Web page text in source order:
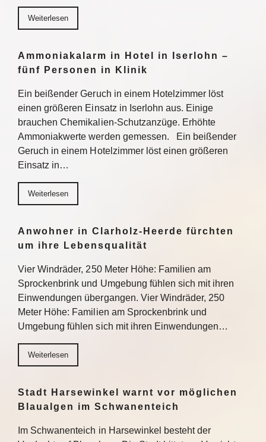
Weiterlesen
Ammoniakalarm in Hotel in Iserlohn –
fünf Personen in Klinik
Ein beißender Geruch in einem Hotelzimmer löst
einen größeren Einsatz in Iserlohn aus. Einige
brauchen Chemikalien-Schutzanzüge. Erhöhte
Ammoniakwerte werden gemessen. Ein beißender
Geruch in einem Hotelzimmer löst einen größeren
Einsatz in…
Weiterlesen
Anwohner in Clarholz-Heerde fürchten
um ihre Lebensqualität
Vier Windräder, 250 Meter Höhe: Familien am
Sprockenbrink und Umgebung fühlen sich mit ihren
Einwendungen übergangen. Vier Windräder, 250
Meter Höhe: Familien am Sprockenbrink und
Umgebung fühlen sich mit ihren Einwendungen…
Weiterlesen
Stadt Harsewinkel warnt vor möglichen
Blaualgen im Schwanenteich
Im Schwanenteich in Harsewinkel besteht der